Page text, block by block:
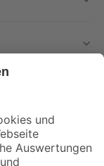
verpassen!